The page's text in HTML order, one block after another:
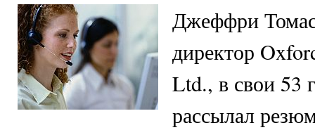
Джеффри
директор
Ltd., в свои 53
рассылал